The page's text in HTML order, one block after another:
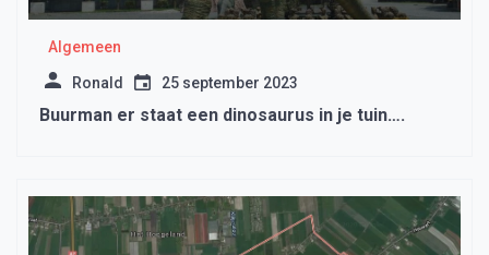
Algemeen
Ronald 25 september 2023
Buurman er staat een dinosaurus in je tuin….